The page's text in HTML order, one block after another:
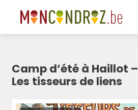
Camp d’été à Haillot –
Les tisseurs de liens